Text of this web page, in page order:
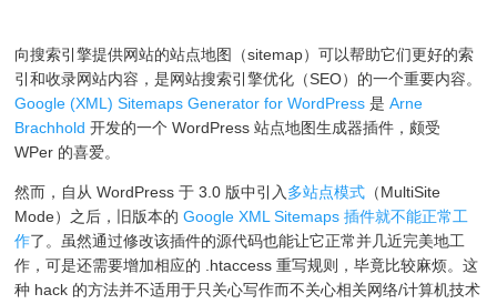
向搜索引擎提供网站的站点地图（sitemap）可以帮助它们更好的索
引和收录网站内容，是网站搜索引擎优化（SEO）的一个重要内容。
Google (XML) Sitemaps Generator for WordPress 是Arne
Brachhold 开发的一个 WordPress 站点地图生成器插件，颇受
WPer 的喜爱。
然而，自从 WordPress 于 3.0 版中引入多站点模式 （MultiSite
Mode）之后，旧版本的Google XML Sitemaps 插件就不能正常工
作了。虽然通过修改该插件的源代码也能让它正常并几近完美地工
作，可是还需要增加相应的 .htaccess 重写规则，毕竟比较麻烦。这
种 hack 的方法并不适用于只关心写作而不关心相关网络/计算机技术